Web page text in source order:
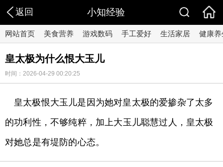
返回 小知经验
网站首页 美食营养 游戏数码 手工爱好 生活家居 健康养
皇太极为什么恨大玉儿
时间：2026-04-29 00:20:25
皇太极恨大玉儿是因为她对皇太极的爱掺杂了太多
的功利性，不够纯粹，加上大玉儿聪慧过人，皇太极
对她总是有堤防的心态。